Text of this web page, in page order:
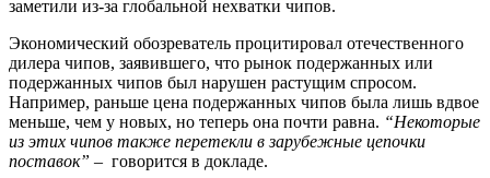
заметили из-за глобальной нехватки чипов.
Экономический обозреватель процитировал отечественного
дилера чипов, заявившего, что рынок подержанных или
подержанных чипов был нарушен растущим спросом.
Например, раньше цена подержанных чипов была лишь вдвое
меньше, чем у новых, но теперь она почти равна. “Некоторые
из этих чипов также перетекли в зарубежные цепочки
поставок” – говорится в докладе.